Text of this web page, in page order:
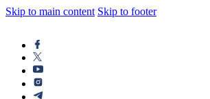
Skip to main content Skip to footer